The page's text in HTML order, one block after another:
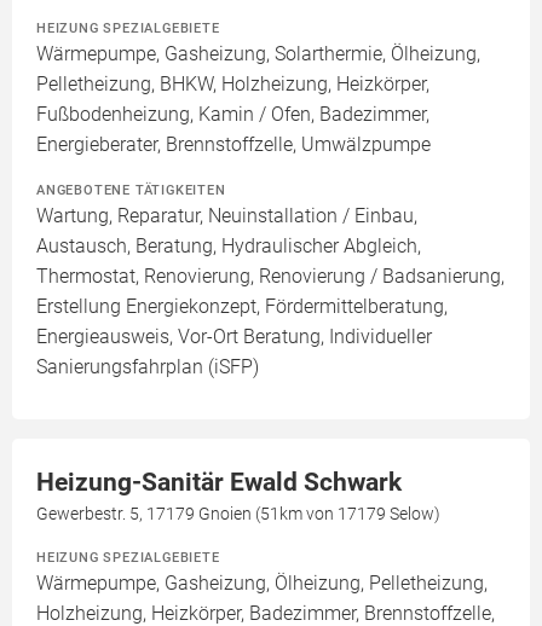
HEIZUNG SPEZIALGEBIETE
Wärmepumpe, Gasheizung, Solarthermie, Ölheizung,
Pelletheizung, BHKW, Holzheizung, Heizkörper,
Fußbodenheizung, Kamin / Ofen, Badezimmer,
Energieberater, Brennstoffzelle, Umwälzpumpe
ANGEBOTENE TÄTIGKEITEN
Wartung, Reparatur, Neuinstallation / Einbau,
Austausch, Beratung, Hydraulischer Abgleich,
Thermostat, Renovierung, Renovierung / Badsanierung,
Erstellung Energiekonzept, Fördermittelberatung,
Energieausweis, Vor-Ort Beratung, Individueller
Sanierungsfahrplan (iSFP)
Heizung-Sanitär Ewald Schwark
Gewerbestr. 5, 17179 Gnoien (51km von 17179 Selow)
HEIZUNG SPEZIALGEBIETE
Wärmepumpe, Gasheizung, Ölheizung, Pelletheizung,
Holzheizung, Heizkörper, Badezimmer, Brennstoffzelle,